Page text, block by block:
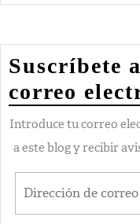
Suscríbete
correo
Introduce tu correo
a este blog y recibir